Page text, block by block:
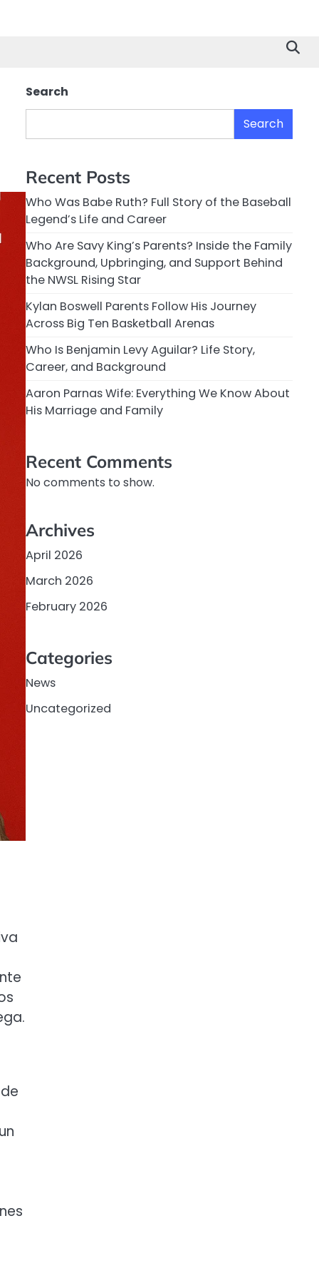
Search
Search
Recent Posts
Who Was Babe Ruth? Full Story of the Baseball
Legend’s Life and Career
Who Are Savy King’s Parents? Inside the Family
Background, Upbringing, and Support Behind
the NWSL Rising Star
Kylan Boswell Parents Follow His Journey
Across Big Ten Basketball Arenas
Who Is Benjamin Levy Aguilar? Life Story,
Career, and Background
Aaron Parnas Wife: Everything We Know About
His Marriage and Family
Recent Comments
No comments to show.
Archives
April 2026
March 2026
February 2026
Categories
News
Uncategorized